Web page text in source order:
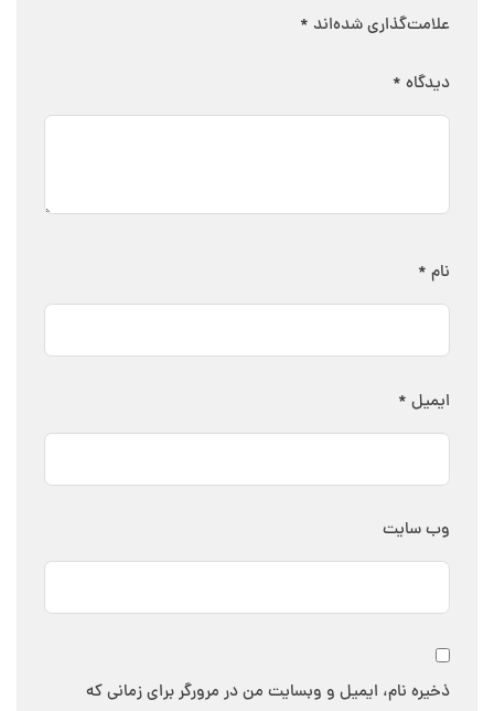
علامت‌گذاری شده‌اند *
دیدگاه *
نام *
ایمیل *
وب‌ سایت
ذخیره نام، ایمیل و وبسایت من در مرورگر برای زمانی که